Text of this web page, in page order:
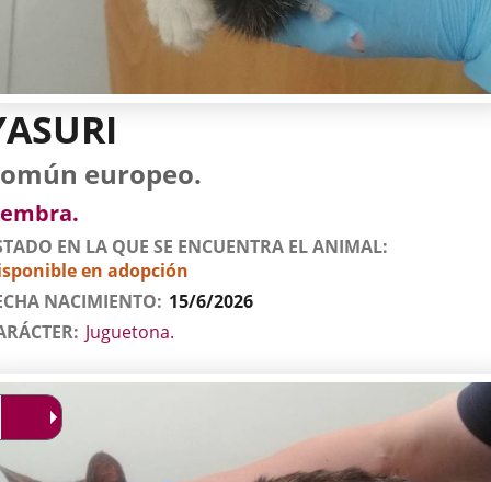
europeo.
EN LA QUE SE ENCUENTRA EL ANIMAL
en adopción
NACIMIENTO 15/6/2026
Juguetona.